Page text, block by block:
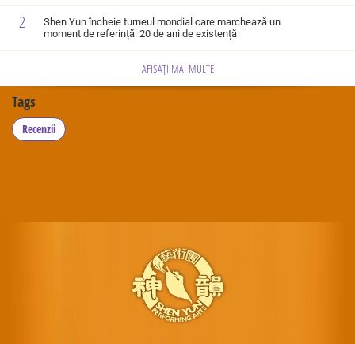
2
Shen Yun încheie turneul mondial care marchează un
moment de referință: 20 de ani de existență
AFIȘAȚI MAI MULTE
Tags
Recenzii